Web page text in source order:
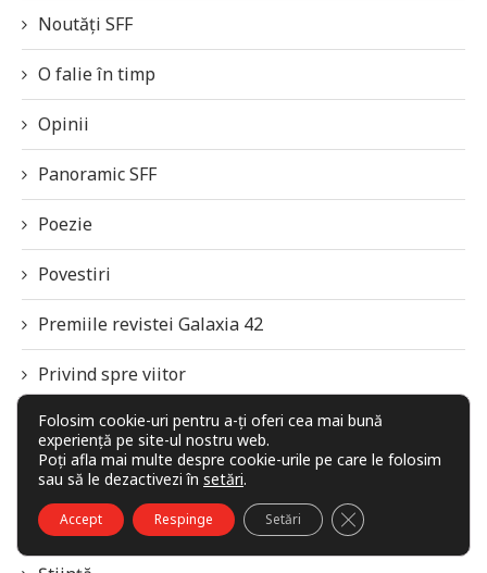
Noutăți SFF
O falie în timp
Opinii
Panoramic SFF
Poezie
Povestiri
Premiile revistei Galaxia 42
Privind spre viitor
Recenzii de carte
Recomandări, rețete și secrete
SFF Panorama
Folosim cookie-uri pentru a-ți oferi cea mai bună
experiență pe site-ul nostru web.
Poți afla mai multe despre cookie-urile pe care le folosim
sau să le dezactivezi în setări.
Accept Respinge Setări CLOSE GDPR